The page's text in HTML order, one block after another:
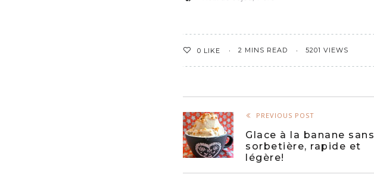
0 LIKE 2 MINS READ 5201 VIEWS
PREVIOUS POST
Glace à la banane sans
sorbetière, rapide et
légère!